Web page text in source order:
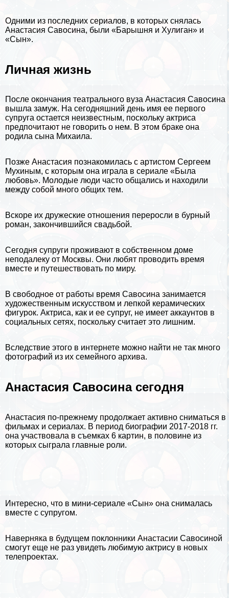
Одними из последних сериалов, в которых снялась
Анастасия Савосина, были «Барышня и Xyлиган» и
«Сын».
Личная жизнь
После окончания театрального вуза Анастасия Савосина
вышла замуж. На сегодняшний день имя ее первого
супруга остается неизвестным, поскольку актриса
предпочитают не говорить о нем. В этом бpaке она
родила сына Михаила.
Позже Анастасия познакомилась с артистом Сергеем
Мухиным, с которым она играла в сериале «Была
любовь». Молодые люди часто общались и находили
между собой много общих тем.
Вскоре их дружеские отношения переросли в бурный
роман, закончившийся свадьбой.
Сегодня супруги проживают в собственном доме
неподалеку от Москвы. Они любят проводить время
вместе и путешествовать по миру.
В свободное от работы время Савосина занимается
художественным искусством и лепкой керамических
фигурок. Актриса, как и ее супруг, не имеет аккаунтов в
социальных сетях, поскольку считает это лишним.
Вследствие этого в интернете можно найти не так много
фотографий из их семейного архива.
Анастасия Савосина сегодня
Анастасия по-прежнему продолжает активно сниматься в
фильмах и сериалах. В период биографии 2017-2018 гг.
она участвовала в съемках 6 картин, в половине из
которых сыграла главные роли.
Интересно, что в мини-сериале «Сын» она снималась
вместе с супругом.
Наверняка в будущем поклонники Анастасии Савосиной
смогут еще не раз увидеть любимую актрису в новых
телепроектах.